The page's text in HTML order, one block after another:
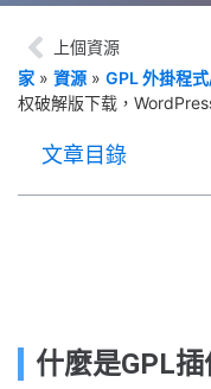
上個資源
家 » 資源 » GPL 外掛程
权破解版下载，
文章目錄
什麼是GPL插